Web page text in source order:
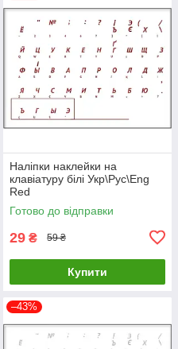
Наліпки наклейки на
клавіатуру білі Укр\Рус\Eng
Red
Готово до відправки
29 ₴ 59 ₴
Купити
–43%